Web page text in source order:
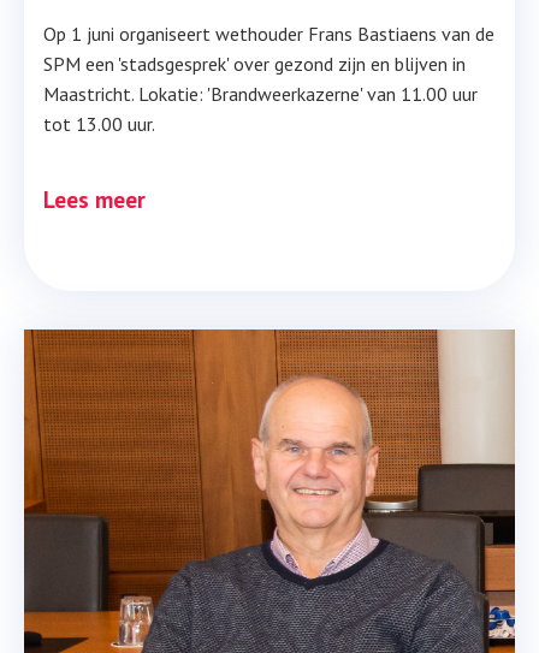
Op 1 juni organiseert wethouder Frans Bastiaens van de
SPM een 'stadsgesprek' over gezond zijn en blijven in
Maastricht. Lokatie: 'Brandweerkazerne' van 11.00 uur
tot 13.00 uur.
Lees meer